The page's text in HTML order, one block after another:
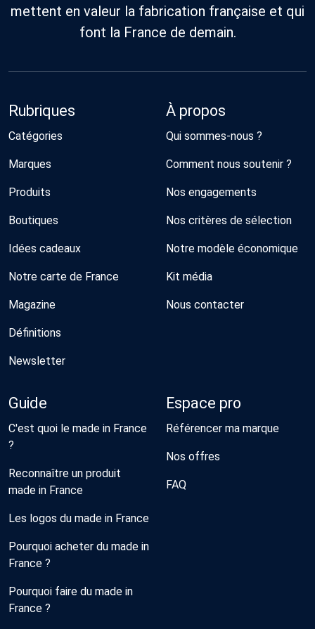
mettent en valeur la fabrication française et qui
font la France de demain.
Rubriques
Catégories
Marques
Produits
Boutiques
Idées cadeaux
Notre carte de France
Magazine
Définitions
Newsletter
À propos
Qui sommes-nous ?
Comment nous soutenir ?
Nos engagements
Nos critères de sélection
Notre modèle économique
Kit média
Nous contacter
Guide
C'est quoi le made in France
?
Reconnaître un produit
made in France
Les logos du made in France
Pourquoi acheter du made in
France ?
Pourquoi faire du made in
France ?
Espace pro
Référencer ma marque
Nos offres
FAQ